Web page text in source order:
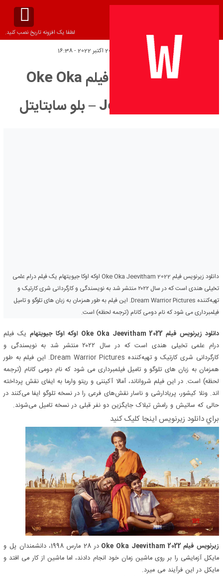
لطفا یک افزونه تاریخ نصب کنید.
تاریخ انتشار:
دانلود زیرنویس فیلم Oke Oka
Jeevitham 2022 – بلو سابتايتل
دانلود زیرنویس فیلم Oke Oka Jeevitham 2022 اوکه اوکا جیویتهام یک فیلم درام علمی
تخیلی هندی است که در سال ۲۰۲۲ منتشر شد به نویسندگی و کارگردانی شری کارتیک و
تهیه‌کننده Dream Warrior Pictures. این فیلم به طور همزمان به زبان های تلوگو و تامیل
فیلمبرداری می شود که نام دومی کانام (ترجمه لحظه) است.
دانلود زیرنویس فیلم Oke Oka Jeevitham 2022 اوکه اوکا جیویتهام
یک فیلم
درام علمی تخیلی هندی است که در سال ۲۰۲۲ منتشر شد به نویسندگی و
کارگردانی شری کارتیک و تهیه‌کننده Dream Warrior Pictures. این فیلم به طور
همزمان به زبان های تلوگو و تامیل فیلمبرداری می شود که نام دومی کانام (ترجمه
لحظه) است. در این فیلم شرواناند، آمالا آکیننی و ریتو وارما به ایفای نقش پرداخته
اند. ونلا کیشور، پریادارشی و ناسار نقش‌های فرعی را در نسخه تلوگو ایفا می‌کنند در
حالی که ساتیش و رامش تیلاک جایگزین دو نفر قبلی در نسخه تامیل می‌شوند.
براي دانلود زيرنويس اينجا کليک کنيد
زیرنویس فیلم Oke Oka Jeevitham 2022
در 28 مارس 1998، دانشمندان پل و
مایکل آزمایشی را بر روی ماشین زمان خود انجام دادند، اما ماشین از کار می افتد و
مایکل در این فرآیند می میرد.